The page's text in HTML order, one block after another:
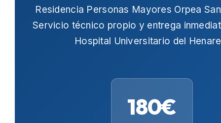
Residencia Personas Mayores Orpea
Servicio técnico propio y entrega
Hospital Universitario del
180€